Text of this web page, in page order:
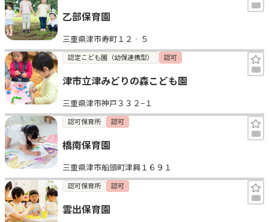
乙部保育園
三重県津市寿町１２‐５
認定こども園（幼保連携型） 認可
津市立津みどりの森こども園
三重県津市神戸３３２−１
認可保育所 認可
橋南保育園
三重県津市船頭町津興１６９１
認可保育所 認可
雲出保育園